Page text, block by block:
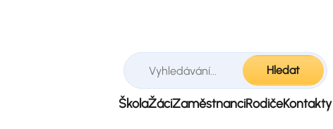
Hledat
ŠkolaŽáciZaměstnanciRodičeKontakty